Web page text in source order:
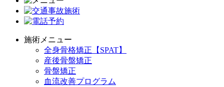
施術メニュー
全身骨格矯正【SPAT】
産後骨盤矯正
骨盤矯正
血流改善プログラム